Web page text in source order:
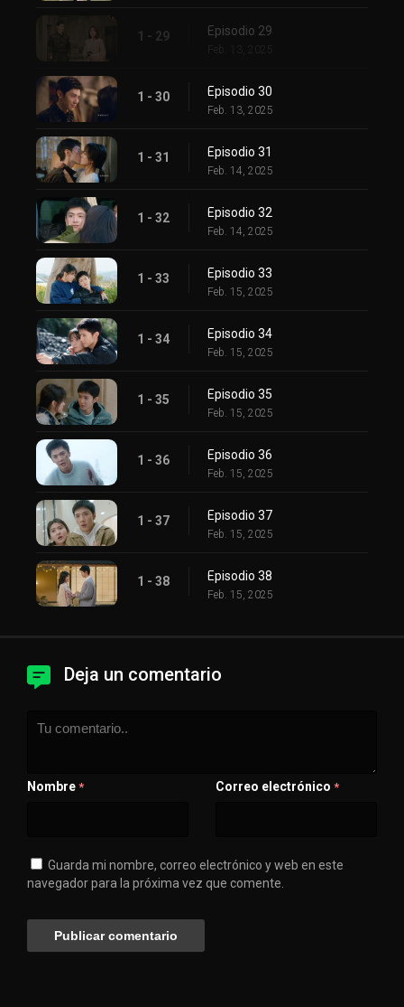
1 - 29 Episodio 29
Feb. 13, 2025
1 - 30 Episodio 30
Feb. 13, 2025
1 - 31 Episodio 31
Feb. 14, 2025
1 - 32 Episodio 32
Feb. 14, 2025
1 - 33 Episodio 33
Feb. 15, 2025
1 - 34 Episodio 34
Feb. 15, 2025
1 - 35 Episodio 35
Feb. 15, 2025
1 - 36 Episodio 36
Feb. 15, 2025
1 - 37 Episodio 37
Feb. 15, 2025
1 - 38 Episodio 38
Feb. 15, 2025
Deja un comentario
Nombre * Correo electrónico *
Guarda mi nombre, correo electrónico y web en este
navegador para la próxima vez que comente.